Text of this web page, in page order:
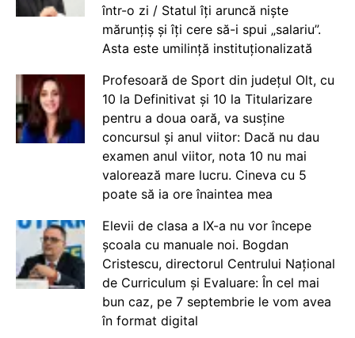
într-o zi / Statul îți aruncă niște
mărunțiș și îți cere să-i spui „salariu”.
Asta este umilință instituționalizată
Profesoară de Sport din județul Olt, cu
10 la Definitivat și 10 la Titularizare
pentru a doua oară, va susține
concursul și anul viitor: Dacă nu dau
examen anul viitor, nota 10 nu mai
valorează mare lucru. Cineva cu 5
poate să ia ore înaintea mea
Elevii de clasa a IX-a nu vor începe
școala cu manuale noi. Bogdan
Cristescu, directorul Centrului Național
de Curriculum și Evaluare: În cel mai
bun caz, pe 7 septembrie le vom avea
în format digital